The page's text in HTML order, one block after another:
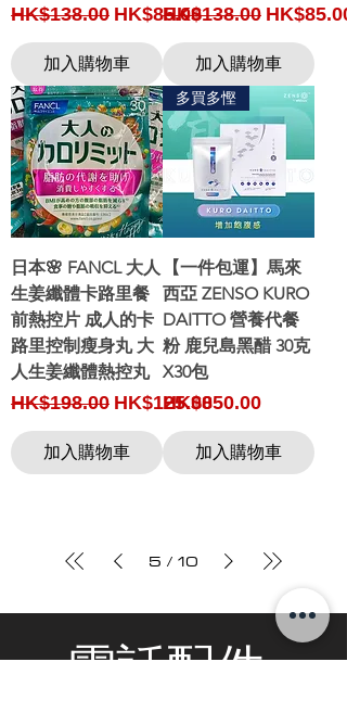
Regular Price
HK$138.00 Sale Price
HK$85.00
加入購物車
Regular Price
HK$138.00 Sale Price
HK$85.00
加入購物車
日本🌸 FANCL 大人
生姜纖體卡路里餐
前熱控片 成人的卡
路里控制瘦身丸 大
人生姜纖體熱控丸
Regular Price
HK$198.00 Sale Price
HK$125.00
加入購物車
多買多慳
【一件包運】馬來
西亞 ZENSO KURO
DAITTO 營養代餐
粉 鹿兒島黑醋 30克
X30包
Price
HK$850.00
加入購物車
5 / 10
電話配件